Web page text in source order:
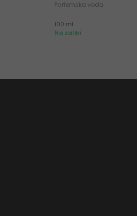
Parfemska voda
100 ml
Na zalihi